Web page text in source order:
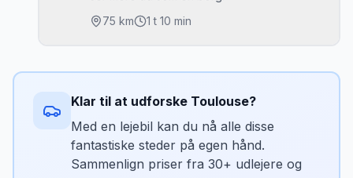
Juni–september. Vandfaldet er stærkest i juni
(snesmeltning).
Mikkels tip
Gavarnie-landsbyen er vejens ende —
derfra er det 2 km til fods til cirquens fod.
Parkér i landsbyen og gå.
75 km 1 t 10 min
teglstenskatedral)
•Toulouse-Lautrec-museet i Palais de la
Berbie
• Vieil Albi: middelalderkvarteret langs Tarn
Klar til at udforske Toulouse?
Med en lejebil kan du nå alle disse
fantastiske steder på egen hånd.
Sammenlign priser fra 30+ udlejere og